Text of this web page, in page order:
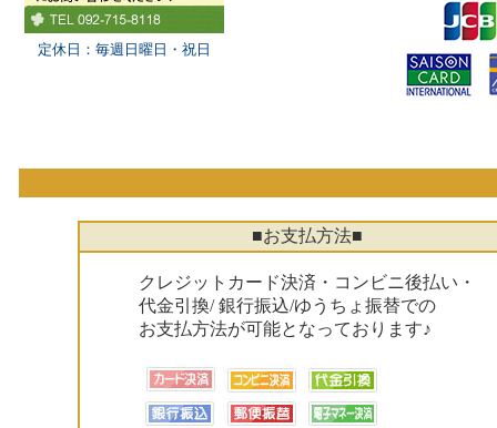
定休日：毎週日曜日・祝日
■お支払方法■
クレジットカード決済・コンビニ後払い・
代金引換/ 銀行振込/ゆうちょ振替での
お支払方法が可能となっております♪